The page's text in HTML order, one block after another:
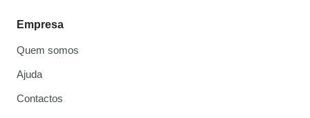
Empresa
Quem somos
Ajuda
Contactos